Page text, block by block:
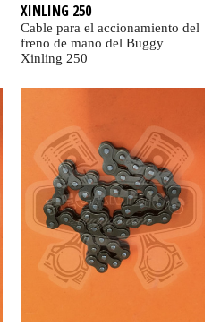
XINLING 250
Cable para el accionamiento del
freno de mano del Buggy
Xinling 250